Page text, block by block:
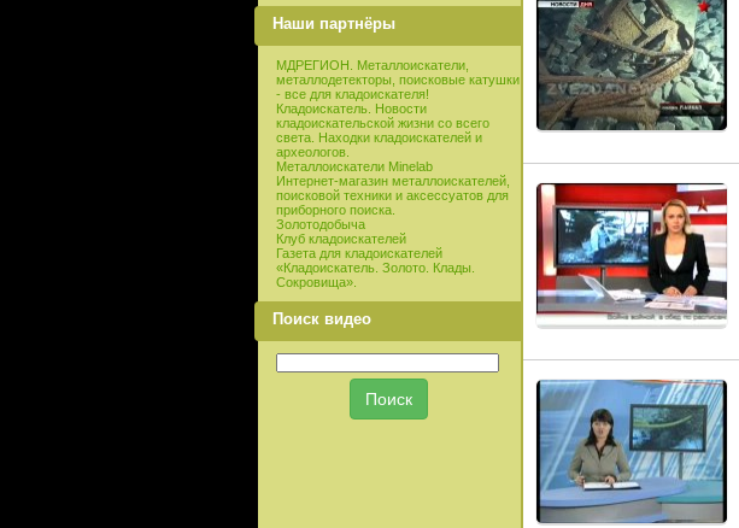
Наши партнёры
МДРЕГИОН. Металлоискатели,
металлодетекторы, поисковые катушки
- все для кладоискателя!
Кладоискатель. Новости
кладоискательской жизни со всего
света. Находки кладоискателей и
археологов.
Металлоискатели Minelab
Интернет-магазин металлоискателей,
поисковой техники и аксессуатов для
приборного поиска.
Золотодобыча
Клуб кладоискателей
Газета для кладоискателей
«Кладоискатель. Золото. Клады.
Сокровища».
Поиск видео